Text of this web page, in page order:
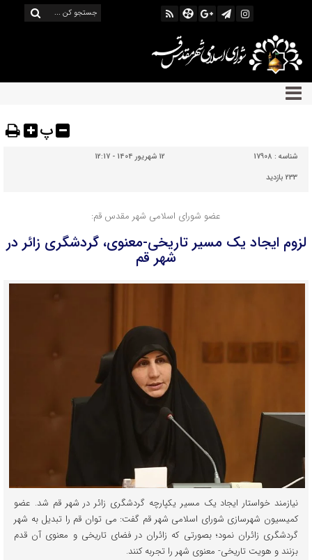
پ
شناسه : 17908
12 شهریور 1404 - 12:17
233 بازدید
عضو شورای اسلامی شهر مقدس قم:
لزوم ایجاد یک مسیر تاریخی-معنوی، گردشگری زائر در
شهر قم
نیازمند خواستار ایجاد یک مسیر یکپارچه گردشگری زائر در شهر قم شد. عضو
کمیسیون شهرسازی شورای اسلامی شهر قم گفت: می توان قم را تبدیل به شهر
گردشگری زائران نمود؛ بصورتی که زائران در فضای تاریخی و معنوی آن قدم
بزنند و هویت تاریخی- معنوی شهر را تجربه کنند.